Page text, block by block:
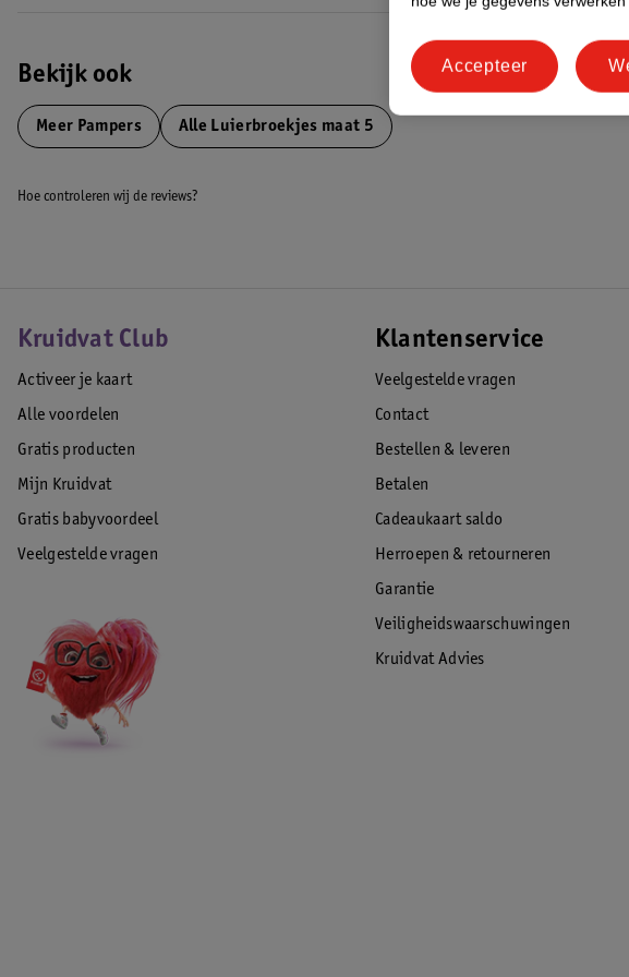
*Zoals gereglementeerd in de EU-regelgeving voor cosmetica (EC) No 1223/2009).
EAN code:8006530253338
Bekijk ook
Meer Pampers Alle Luierbroekjes maat 5
Hoe controleren wij de reviews?
Kruidvat Club
Activeer je kaart
Alle voordelen
Gratis producten
Mijn Kruidvat
Gratis babyvoordeel
Veelgestelde vragen
Klantenservice
Veelgestelde vragen
Contact
Bestellen & leveren
Betalen
Cadeaukaart saldo
Herroepen & retourneren
Garantie
Veiligheidswaarschuwingen
Kruidvat Advies
Accepteer